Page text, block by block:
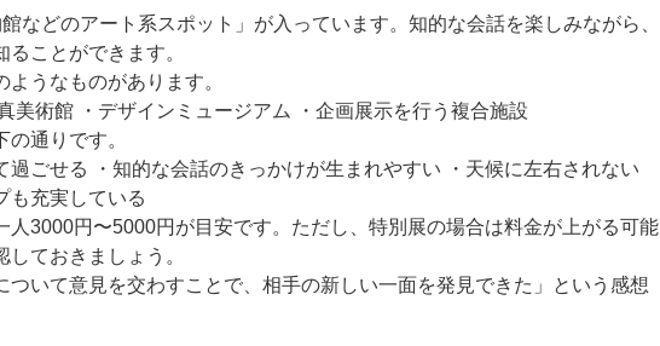
などのアート系スポット」が入っています。知的な会話を楽しみながら、
ことができます。
うなものがあります。
美術館 ・デザインミュージアム ・企画展示を行う複合施設
通りです。
過ごせる ・知的な会話のきっかけが生まれやすい ・天候に左右されない
も充実している
人3000円〜5000円が目安です。ただし、特別展の場合は料金が上がる可能
ておきましょう。
ついて意見を交わすことで、相手の新しい一面を発見できた」という感想